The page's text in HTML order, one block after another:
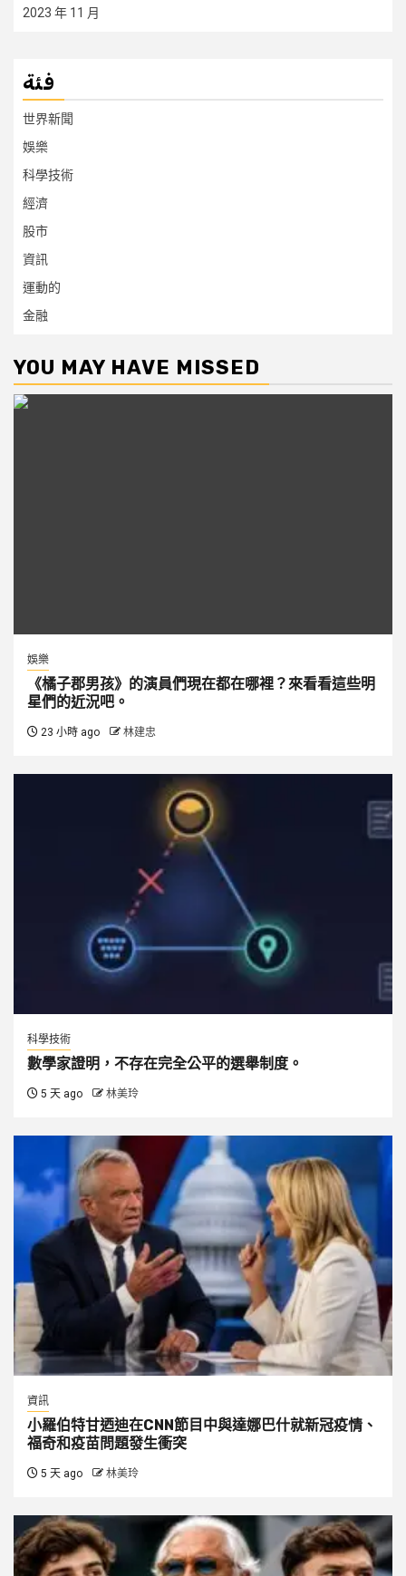
2023 年 11 月
فئة
世界新聞
娛樂
科學技術
經濟
股市
資訊
運動的
金融
YOU MAY HAVE MISSED
娛樂
《橘子郡男孩》的演員們現在都在哪裡？來看看這些明
星們的近況吧。
23 小時 ago 林建忠
科學技術
數學家證明，不存在完全公平的選舉制度。
5 天 ago 林美玲
資訊
小羅伯特甘迺迪在CNN節目中與達娜巴什就新冠疫情、
福奇和疫苗問題發生衝突
5 天 ago 林美玲